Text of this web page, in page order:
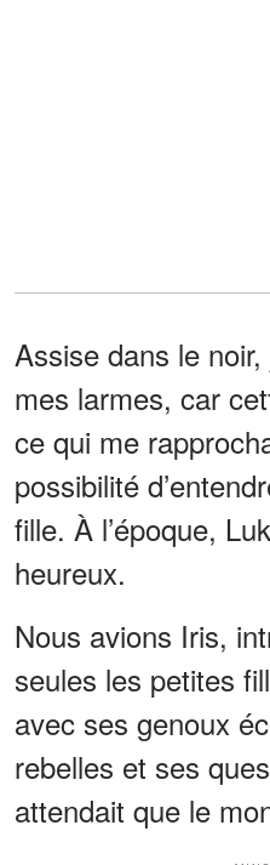
Assise dans le
mes larmes, car
ce qui me
possibilité
fille. À l’époque,
heureux.
Nous avions Iris,
seules les petites
avec ses genoux
rebelles et ses
attendait que le